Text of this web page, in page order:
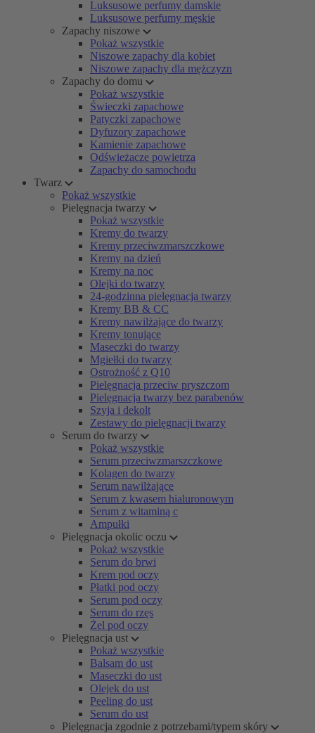
Luksusowe perfumy damskie
Luksusowe perfumy męskie
Zapachy niszowe
Pokaż wszystkie
Niszowe zapachy dla kobiet
Niszowe zapachy dla mężczyzn
Zapachy do domu
Pokaż wszystkie
Świeczki zapachowe
Patyczki zapachowe
Dyfuzory zapachowe
Kamienie zapachowe
Odświeżacze powietrza
Zapachy do samochodu
Twarz
Pokaż wszystkie
Pielęgnacja twarzy
Pokaż wszystkie
Kremy do twarzy
Kremy przeciwzmarszczkowe
Kremy na dzień
Kremy na noc
Olejki do twarzy
24-godzinna pielęgnacja twarzy
Kremy BB & CC
Kremy nawilżające do twarzy
Kremy tonujące
Maseczki do twarzy
Mgiełki do twarzy
Ostrożność z Q10
Pielęgnacja przeciw pryszczom
Pielęgnacja twarzy bez parabenów
Szyja i dekolt
Zestawy do pielęgnacji twarzy
Serum do twarzy
Pokaż wszystkie
Serum przeciwzmarszczkowe
Kolagen do twarzy
Serum nawilżające
Serum z kwasem hialuronowym
Serum z witaminą c
Ampułki
Pielęgnacja okolic oczu
Pokaż wszystkie
Serum do brwi
Krem pod oczy
Płatki pod oczy
Serum pod oczy
Serum do rzęs
Żel pod oczy
Pielęgnacja ust
Pokaż wszystkie
Balsam do ust
Maseczki do ust
Olejek do ust
Peeling do ust
Serum do ust
Pielęgnacja zgodnie z potrzebami/typem skóry